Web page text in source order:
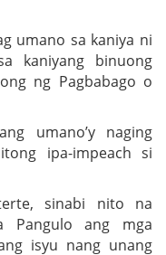
umano sa kaniya ni
kaniyang binuong
ng Pagbabago o
umano’y naging
ipa-impeach si
sinabi nito na
Pangulo ang mga
isyu nang unang